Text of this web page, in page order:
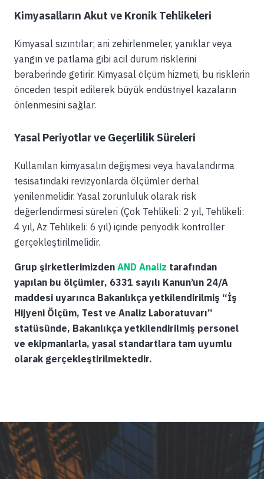
Kimyasalların Akut ve Kronik Tehlikeleri
Kimyasal sızıntılar; ani zehirlenmeler, yanıklar veya
yangın ve patlama gibi acil durum risklerini
beraberinde getirir. Kimyasal ölçüm hizmeti, bu risklerin
önceden tespit edilerek büyük endüstriyel kazaların
önlenmesini sağlar.
Yasal Periyotlar ve Geçerlilik Süreleri
Kullanılan kimyasalın değişmesi veya havalandırma
tesisatındaki revizyonlarda ölçümler derhal
yenilenmelidir. Yasal zorunluluk olarak risk
değerlendirmesi süreleri (Çok Tehlikeli: 2 yıl, Tehlikeli:
4 yıl, Az Tehlikeli: 6 yıl) içinde periyodik kontroller
gerçekleştirilmelidir.
Grup şirketlerimizden AND Analiz tarafından
yapılan bu ölçümler, 6331 sayılı Kanun’un 24/A
maddesi uyarınca Bakanlıkça yetkilendirilmiş “İş
Hijyeni Ölçüm, Test ve Analiz Laboratuvarı”
statüsünde, Bakanlıkça yetkilendirilmiş personel
ve ekipmanlarla, yasal standartlara tam uyumlu
olarak gerçekleştirilmektedir.